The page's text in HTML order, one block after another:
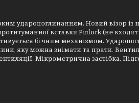
ударопоглинанням. Новий візор
вставки Pinlock (не
бічним механізмом.
яку можна знімати та прати.
Мікрометрична застібка.